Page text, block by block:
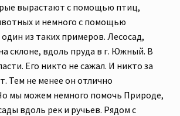
вырастают с помощью птиц,
и немного с помощью
из таких примеров. Лесосад,
склоне, вдоль пруда в г. Южный. В
Его никто не сажал. И никто за
Тем не менее он отлично
мы можем немного помочь Природе,
вдоль рек и ручьев. Рядом с